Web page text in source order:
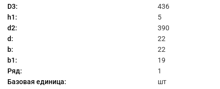
D3:
436
h1:
5
d2:
390
d:
22
b:
22
b1:
19
Ряд:
1
Базовая единица:
шт